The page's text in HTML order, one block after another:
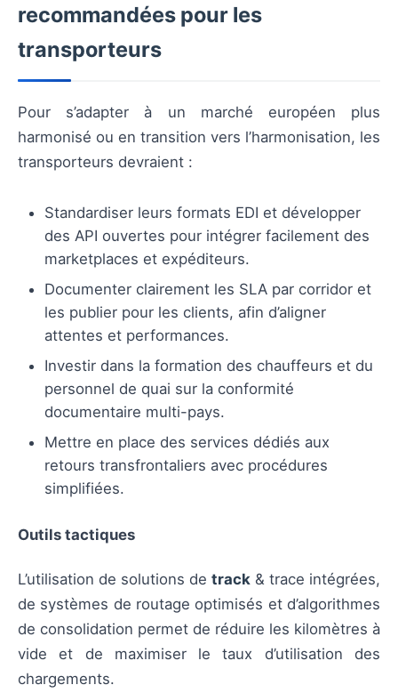
recommandées pour les
transporteurs
Pour s’adapter à un marché européen plus
harmonisé ou en transition vers l’harmonisation, les
transporteurs devraient :
Standardiser leurs formats EDI et développer
des API ouvertes pour intégrer facilement des
marketplaces et expéditeurs.
Documenter clairement les SLA par corridor et
les publier pour les clients, afin d’aligner
attentes et performances.
Investir dans la formation des chauffeurs et du
personnel de quai sur la conformité
documentaire multi-pays.
Mettre en place des services dédiés aux
retours transfrontaliers avec procédures
simplifiées.
Outils tactiques
L’utilisation de solutions de track & trace intégrées,
de systèmes de routage optimisés et d’algorithmes
de consolidation permet de réduire les kilomètres à
vide et de maximiser le taux d’utilisation des
chargements.